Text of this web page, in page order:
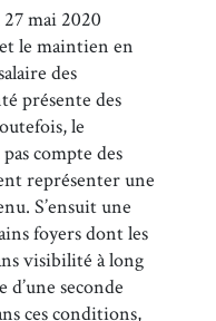
mai 2020
le maintien en
des
présente des
le
compte des
représenter une
S’ensuit une
foyers dont les
visibilité à long
seconde
ces conditions,